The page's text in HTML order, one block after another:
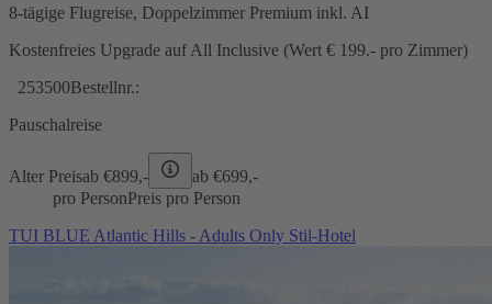
8-tägige Flugreise, Doppelzimmer Premium inkl. AI
Kostenfreies Upgrade auf All Inclusive (Wert € 199.- pro Zimmer)
253500Bestellnr.:
Pauschalreise
Alter Preisab €899,- ab €699,-
pro PersonPreis pro Person
TUI BLUE Atlantic Hills - Adults Only Stil-Hotel